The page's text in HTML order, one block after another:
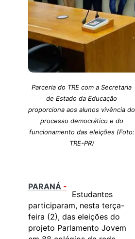
Parceria do TRE com a Secretaria
de Estado da Educação
proporciona aos alunos vivência do
processo democrático e do
funcionamento das eleições (Foto:
TRE-PR)
PARANÁ -
Estudantes
participaram, nesta terça-
feira (2), das eleições do
projeto Parlamento Jovem